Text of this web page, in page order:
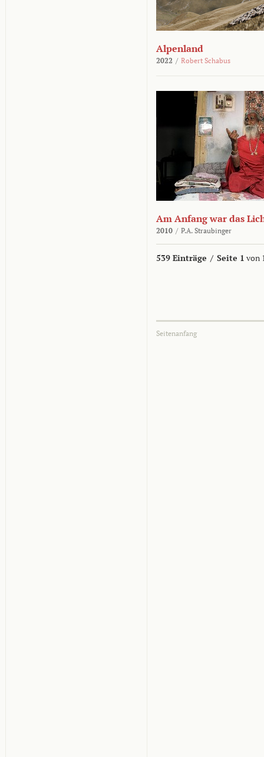
Alpenland
2022 / Robert Schabus
Am Anfang war das
2010 / P.A. Straubinger
539 Einträge / Seite 1 von
Seitenanfang